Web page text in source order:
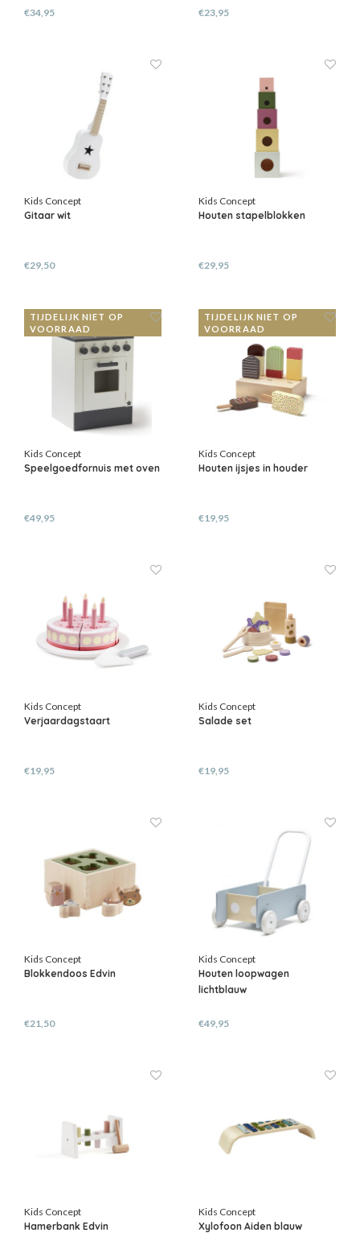
€34,95 €23,95
Kids Concept
Gitaar wit
€29,50
Kids Concept
Houten stapelblokken
€29,95
TIJDELIJK NIET OP
VOORRAAD
Kids Concept
Speelgoedfornuis met oven
€49,95
TIJDELIJK NIET OP
VOORRAAD
Kids Concept
Houten ijsjes in houder
€19,95
Kids Concept
Verjaardagstaart
€19,95
Kids Concept
Salade set
€19,95
Kids Concept
Blokkendoos Edvin
€21,50
Kids Concept
Houten loopwagen
lichtblauw
€49,95
Kids Concept
Hamerbank Edvin
Kids Concept
Xylofoon Aiden blauw